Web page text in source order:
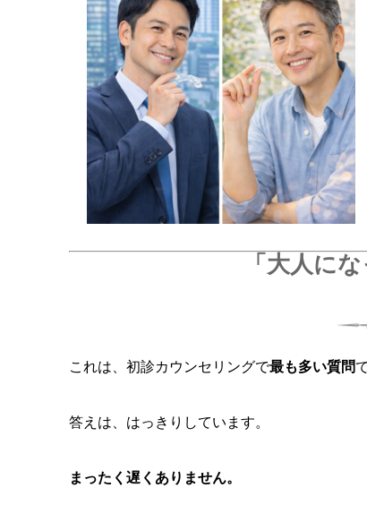
「大人に
これは、初診カウンセリングで最も多い質問
答えは、はっきりしています。
まったく遅くありません。